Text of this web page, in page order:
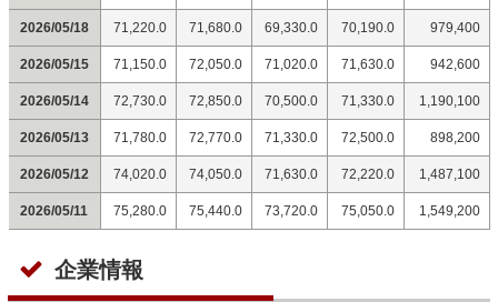
2026/05/18 71,220.0 71,680.0 69,330.0 70,190.0 979,400
2026/05/15 71,150.0 72,050.0 71,020.0 71,630.0 942,600
2026/05/14 72,730.0 72,850.0 70,500.0 71,330.0 1,190,100
2026/05/13 71,780.0 72,770.0 71,330.0 72,500.0 898,200
2026/05/12 74,020.0 74,050.0 71,630.0 72,220.0 1,487,100
2026/05/11 75,280.0 75,440.0 73,720.0 75,050.0 1,549,200
企業情報